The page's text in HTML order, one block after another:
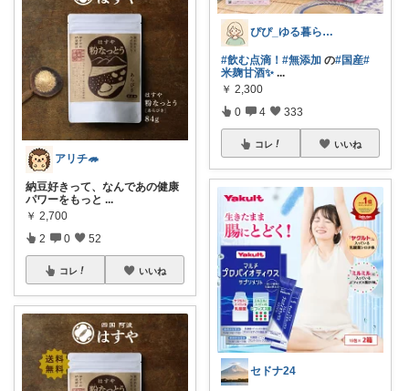
アリチ🦔
納豆好きって、なんであの健康
パワーをもっと ...
￥ 2,700
2 0 52
コレ いいね
ぴぴ_ゆる暮らし🌿
#飲む点滴！ #無添加 の#国産#
米麹甘酒✨ ...
￥ 2,300
0 4 333
コレ いいね
セドナ24